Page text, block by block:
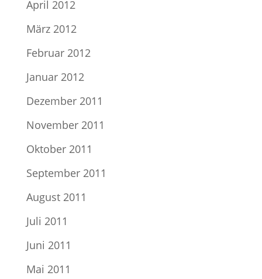
April 2012
März 2012
Februar 2012
Januar 2012
Dezember 2011
November 2011
Oktober 2011
September 2011
August 2011
Juli 2011
Juni 2011
Mai 2011